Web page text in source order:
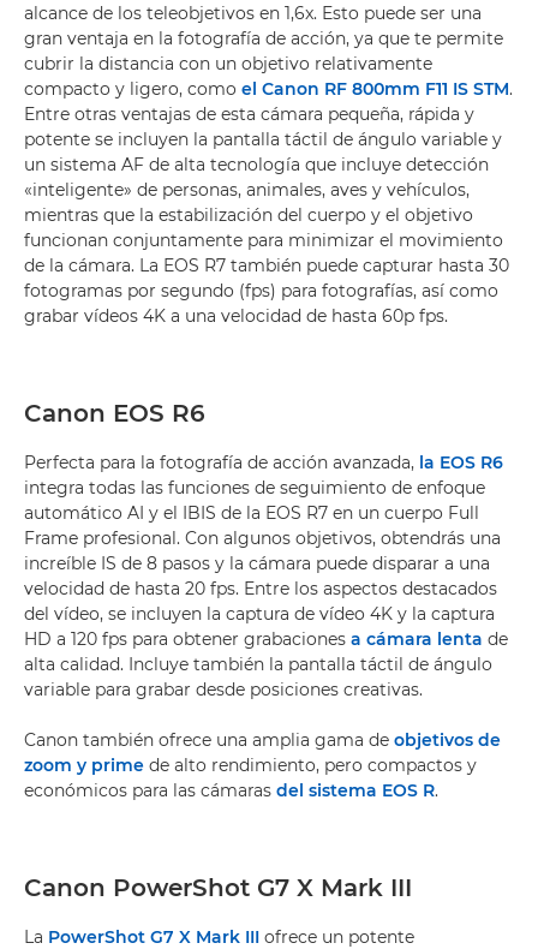
alcance de los teleobjetivos en 1,6x. Esto puede ser una
gran ventaja en la fotografía de acción, ya que te permite
cubrir la distancia con un objetivo relativamente
compacto y ligero, como el Canon RF 800mm F11 IS STM.
Entre otras ventajas de esta cámara pequeña, rápida y
potente se incluyen la pantalla táctil de ángulo variable y
un sistema AF de alta tecnología que incluye detección
«inteligente» de personas, animales, aves y vehículos,
mientras que la estabilización del cuerpo y el objetivo
funcionan conjuntamente para minimizar el movimiento
de la cámara. La EOS R7 también puede capturar hasta 30
fotogramas por segundo (fps) para fotografías, así como
grabar vídeos 4K a una velocidad de hasta 60p fps.
Canon EOS R6
Perfecta para la fotografía de acción avanzada, la EOS R6
integra todas las funciones de seguimiento de enfoque
automático AI y el IBIS de la EOS R7 en un cuerpo Full
Frame profesional. Con algunos objetivos, obtendrás una
increíble IS de 8 pasos y la cámara puede disparar a una
velocidad de hasta 20 fps. Entre los aspectos destacados
del vídeo, se incluyen la captura de vídeo 4K y la captura
HD a 120 fps para obtener grabaciones a cámara lenta de
alta calidad. Incluye también la pantalla táctil de ángulo
variable para grabar desde posiciones creativas.
Canon también ofrece una amplia gama de objetivos de
zoom y prime de alto rendimiento, pero compactos y
económicos para las cámaras del sistema EOS R.
Canon PowerShot G7 X Mark III
La PowerShot G7 X Mark III ofrece un potente